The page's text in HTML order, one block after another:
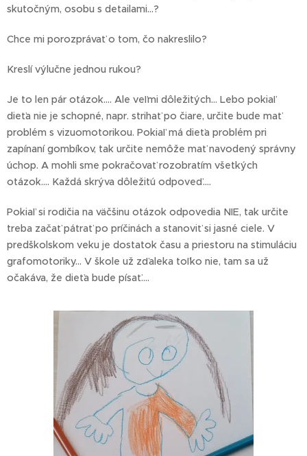
skutočným, osobu s detailami...?
Chce mi porozprávať o tom, čo nakreslilo?
Kreslí výlučne jednou rukou?
Je to len pár otázok.... Ale veľmi dôležitých... Lebo pokiaľ
dieťa nie je schopné, napr. strihať po čiare, určite bude mať
problém s vizuomotorikou. Pokiaľ má dieťa problém pri
zapínaní gombíkov, tak určite nemôže mať navodený správny
úchop. A mohli sme pokračovať rozobratím všetkých
otázok.... Každá skrýva dôležitú odpoveď....
Pokiaľ si rodičia na väčšinu otázok odpovedia NIE, tak určite
treba začať pátrať po príčinách a stanoviť si jasné ciele. V
predškolskom veku je dostatok času a priestoru na stimuláciu
grafomotoriky... V škole už zďaleka toľko nie, tam sa už
očakáva, že dieťa bude písať....